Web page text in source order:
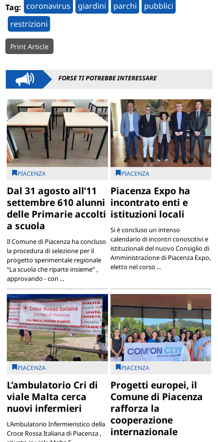
Tag: coronavirus giardini parchi
pubblici
restrizioni
Print Article
FORSE TI POTREBBE INTERESSARE
PIACENZA
Dal 31 agosto all’11
settembre 610 alunni
delle Primarie accolti
a scuola
Il Comune di Piacenza ha concluso
la procedura di selezione per il
progetto sperimentale regionale
“La scuola che riparte insieme” ,
approvando - con ...
PIACENZA
Piacenza Expo ha
incontrato enti e
istituzioni locali
Si è concluso un intenso
calendario di incontri conoscitivi e
istituzionali del nuovo Consiglio di
Amministrazione di Piacenza Expo,
eletto nel corso ...
PIACENZA
L’ambulatorio Cri di
viale Malta cerca
nuovi infermieri
L’Ambulatorio Infermieristico della
Croce Rossa Italiana di Piacenza ,
PIACENZA
Progetti europei, il
Comune di Piacenza
rafforza la
cooperazione
internazionale